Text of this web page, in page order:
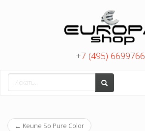
+7 (495) 6699766
← Keune So Pure Color